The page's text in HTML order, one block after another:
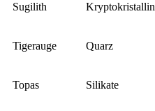
Sugilith Kryptokristallin
Tigerauge Quarz
Topas Silikate